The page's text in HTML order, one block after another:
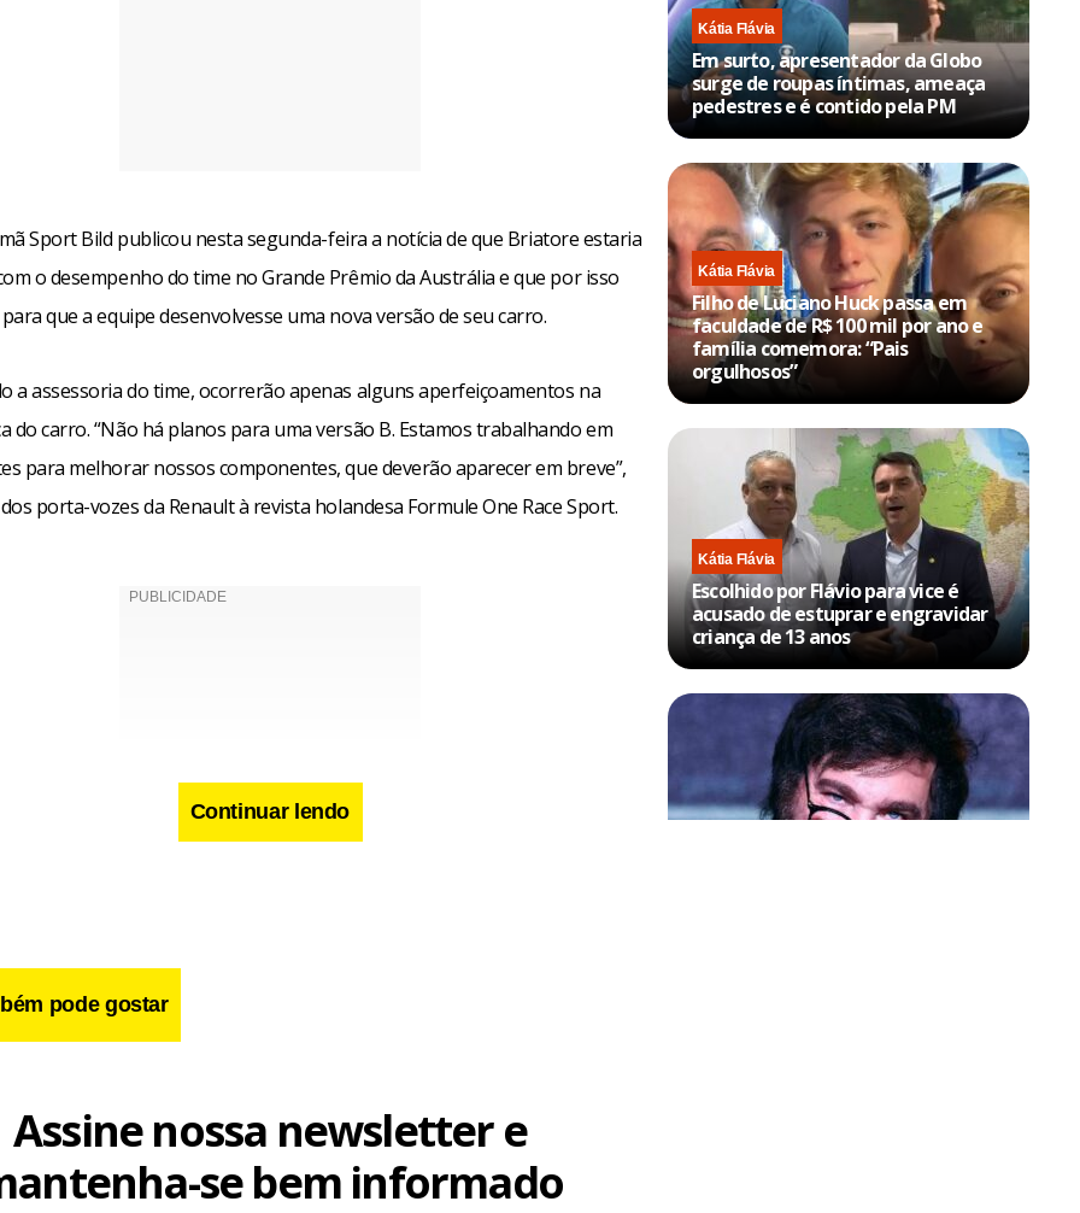
Sport Bild publicou nesta segunda-feira a notícia de que Briatore estaria
o desempenho do time no Grande Prêmio da Austrália e que por isso
que a equipe desenvolvesse uma nova versão de seu carro.
a assessoria do time, ocorrerão apenas alguns aperfeiçoamentos na
do carro. “Não há planos para uma versão B. Estamos trabalhando em
para melhorar nossos componentes, que deverão aparecer em breve”,
porta-vozes da Renault à revista holandesa Formule One Race Sport.
LinkedIn
Twitter
X
Continuar lendo
pode gostar
Kátia Flávia
Em surto, apresentador da Globo
surge de roupas íntimas, ameaça
pedestres e é contido pela PM
Kátia Flávia
Filho de Luciano Huck passa em
faculdade de R$ 100 mil por ano e
família comemora: “Pais
orgulhosos”
Kátia Flávia
Escolhido por Flávio para vice é
acusado de estuprar e engravidar
criança de 13 anos
Assine nossa newsletter e
se bem informado